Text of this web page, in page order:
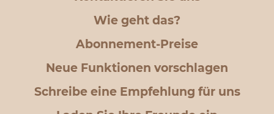
Wie geht das?
Abonnement-Preise
Neue Funktionen vorschlagen
Schreibe eine Empfehlung für uns